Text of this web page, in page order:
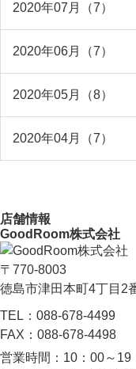
2020年07月（7）
2020年06月（7）
2020年05月（8）
2020年04月（7）
店舗情報
GoodRoom株式会社
〒770-8003
徳島市津田本町4丁目2
TEL： 088-678-4499
FAX： 088-678-4498
営業時間： 10：00～19